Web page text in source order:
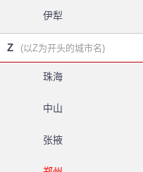
伊犁
Z (以Z为开头的城市名)
珠海
中山
张掖